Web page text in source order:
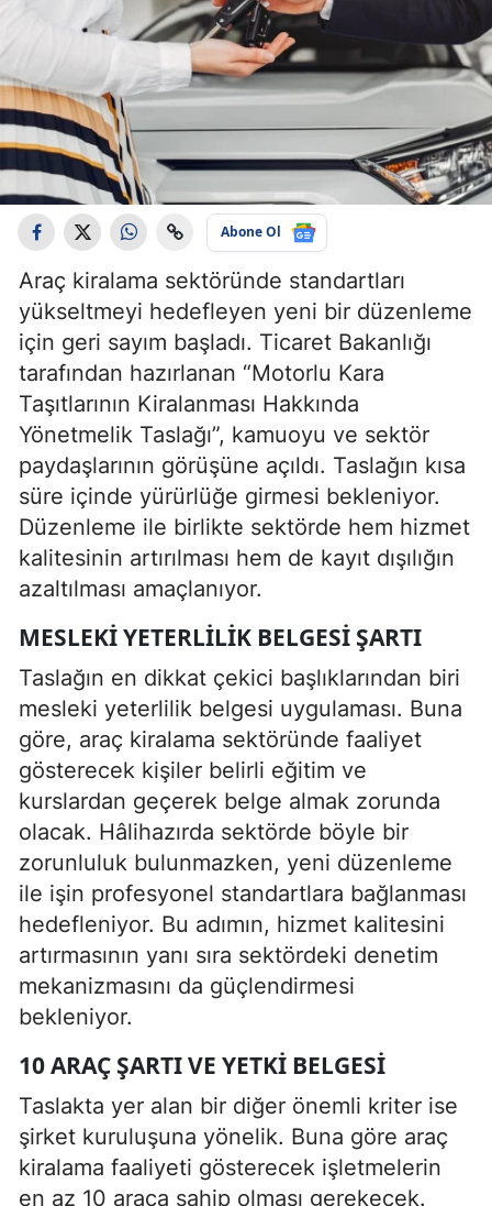
Abone Ol
Araç kiralama sektöründe standartları
yükseltmeyi hedefleyen yeni bir düzenleme
için geri sayım başladı. Ticaret Bakanlığı
tarafından hazırlanan “Motorlu Kara
Taşıtlarının Kiralanması Hakkında
Yönetmelik Taslağı”, kamuoyu ve sektör
paydaşlarının görüşüne açıldı. Taslağın kısa
süre içinde yürürlüğe girmesi bekleniyor.
Düzenleme ile birlikte sektörde hem hizmet
kalitesinin artırılması hem de kayıt dışılığın
azaltılması amaçlanıyor.
MESLEKI YETERLILIK BELGESI ŞARTI
Taslağın en dikkat çekici başlıklarından biri
mesleki yeterlilik belgesi uygulaması. Buna
göre, araç kiralama sektöründe faaliyet
gösterecek kişiler belirli eğitim ve
kurslardan geçerek belge almak zorunda
olacak. Hâlihazırda sektörde böyle bir
zorunluluk bulunmazken, yeni düzenleme
ile işin profesyonel standartlara bağlanması
hedefleniyor. Bu adımın, hizmet kalitesini
artırmasının yanı sıra sektördeki denetim
mekanizmasını da güçlendirmesi
bekleniyor.
10 ARAÇ ŞARTI VE YETKI BELGESI
Taslakta yer alan bir diğer önemli kriter ise
şirket kuruluşuna yönelik. Buna göre araç
kiralama faaliyeti gösterecek işletmelerin
en az 10 araca sahip olması gerekecek.